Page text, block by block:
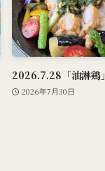
2026.7.28「油淋鶏」
2026年7月30日